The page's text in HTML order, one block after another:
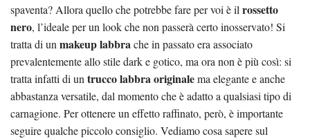
spaventa? Allora quello che potrebbe fare per voi è il rossetto
nero, l’ideale per un look che non passerà certo inosservato! Si
tratta di un makeup labbrache in passato era associato
prevalentemente allo stile dark e gotico, ma ora non è più così: si
tratta infatti di un trucco labbra originalema elegante e anche
abbastanza versatile, dal momento che è adatto a qualsiasi tipo di
carnagione. Per ottenere un effetto raffinato, però, è importante
seguire qualche piccolo consiglio. Vediamo cosa sapere sul